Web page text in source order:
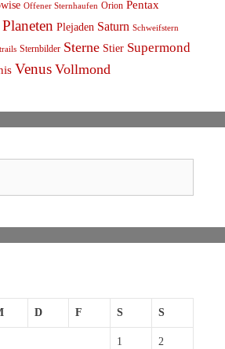
Offener Sternhaufen Orion Pentax
Planeten Plejaden Saturn Schweifstern
Sternbilder Sterne Stier Supermond
Venus Vollmond
D F S S
1 2